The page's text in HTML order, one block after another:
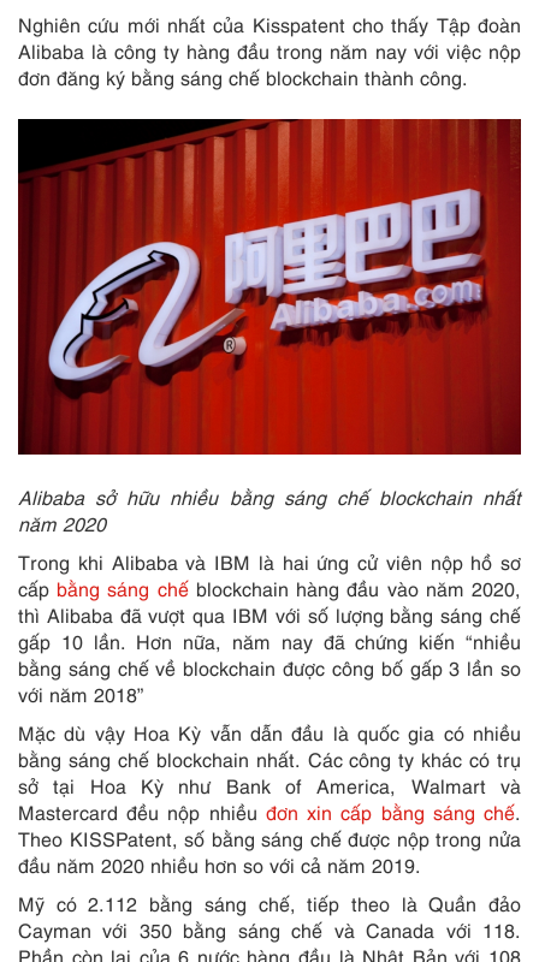
Nghiên cứu mới nhất của Kisspatent cho thấy Tập đoàn
Alibaba là công ty hàng đầu trong năm nay với việc nộp
đơn đăng ký bằng sáng chế blockchain thành công.
Alibaba sở hữu nhiều bằng sáng chế blockchain nhất
năm 2020
Trong khi Alibaba và IBM là hai ứng cử viên nộp hồ sơ
cấp bằng sáng chếblockchain hàng đầu vào năm 2020,
thì Alibaba đã vượt qua IBM với số lượng bằng sáng chế
gấp 10 lần. Hơn nữa, năm nay đã chứng kiến “nhiều
bằng sáng chế về blockchain được công bố gấp 3 lần so
với năm 2018”
Mặc dù vậy Hoa Kỳ vẫn dẫn đầu là quốc gia có nhiều
bằng sáng chế blockchain nhất. Các công ty khác có trụ
sở tại Hoa Kỳ như Bank of America, Walmart và
Mastercard đều nộp nhiều đơn xin cấp bằng sáng chế.
Theo KISSPatent, số bằng sáng chế được nộp trong nửa
đầu năm 2020 nhiều hơn so với cả năm 2019.
Mỹ có 2.112 bằng sáng chế, tiếp theo là Quần đảo
Cayman với 350 bằng sáng chế và Canada với 118.
Phần còn lại của 6 nước hàng đầu là Nhật Bản với 108